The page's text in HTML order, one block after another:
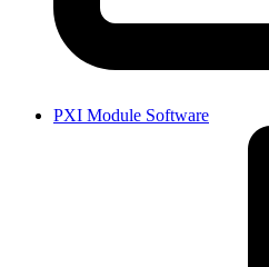
PXI Module Software